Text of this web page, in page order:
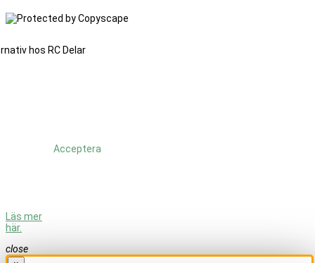
Läs mer
här.
Acceptera
close